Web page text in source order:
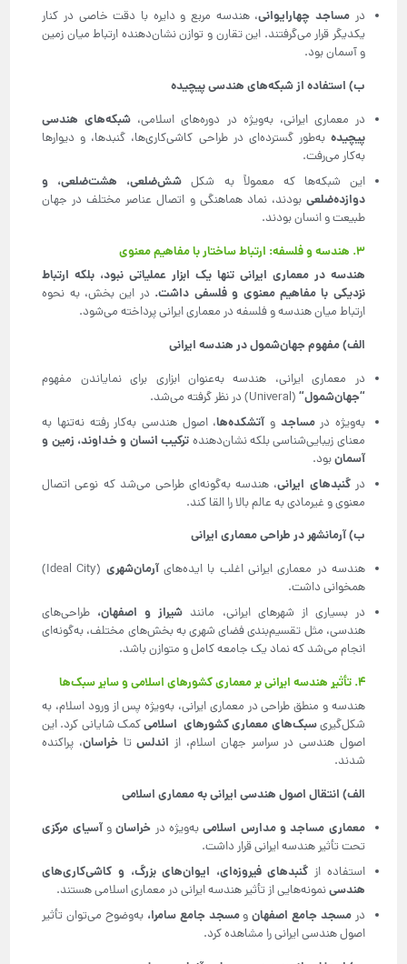
در مساجد چهارایوانی، هندسه مربع و دایره با دقت خاصی در کنار
یکدیگر قرار می‌گرفتند. این تقارن و توازن نشان‌دهنده ارتباط میان زمین
و آسمان بود.
ب) استفاده از شبکه‌های هندسی پیچیده
در معماری ایرانی، به‌ویژه در دوره‌های اسلامی، شبکه‌های هندسی
پیچیده به‌طور گسترده‌ای در طراحی کاشی‌کاری‌ها، گنبدها، و دیوارها
به‌کار می‌رفت.
این شبکه‌ها که معمولاً به شکل شش‌ضلعی، هشت‌ضلعی، و
دوازده‌ضلعی بودند، نماد هماهنگی و اتصال عناصر مختلف در جهان
طبیعت و انسان بودند.
۳. هندسه و فلسفه: ارتباط ساختار با مفاهیم معنوی
هندسه در معماری ایرانی تنها یک ابزار عملیاتی نبود، بلکه ارتباط
نزدیکی با مفاهیم معنوی و فلسفی داشت. در این بخش، به نحوه
ارتباط میان هندسه و فلسفه در معماری ایرانی پرداخته می‌شود.
الف) مفهوم جهان‌شمول در هندسه ایرانی
در معماری ایرانی، هندسه به‌عنوان ابزاری برای نمایاندن مفهوم
“جهان‌شمول“ (Univeral) در نظر گرفته می‌شد.
به‌ویژه درمساجد و آتشکده‌ها، اصول هندسی به‌کار رفته نه‌تنها به
معنای زیبایی‌شناسی بلکه نشان‌دهنده ترکیب انسان و خداوند، زمین و
آسمانبود.
درگنبدهای ایرانی، هندسه به‌گونه‌ای طراحی می‌شد که نوعی اتصال
معنوی و غیرمادی به عالم بالا را القا کند.
ب) آرمانشهر در طراحی معماری ایرانی
هندسه در معماری ایرانی اغلب با ایده‌هایآرمان‌شهری
(Ideal City)
همخوانی داشت.
در بسیاری از شهرهای ایرانی، مانند شیراز و اصفهان، طراحی‌های
هندسی، مثل تقسیم‌بندی فضای شهری به بخش‌های مختلف، به‌گونه‌ای
انجام می‌شد که نماد یک جامعه کامل و متوازن باشد.
۴. تأثیر هندسه ایرانی بر معماری کشورهای اسلامی و سایر سبک‌ها
هندسه و منطق طراحی در معماری ایرانی، به‌ویژه پس از ورود اسلام، به
شکل‌گیریسبک‌های معماری کشورهای اسلامیکمک شایانی کرد. این
اصول هندسی در سراسر جهان اسلام، از اندلستاخراسان، پراکنده
شدند.
الف) انتقال اصول هندسی ایرانی به معماری اسلامی
معماری مساجد و مدارس اسلامیبه‌ویژه در خراسانوآسیای مرکزی
تحت تأثیر هندسه ایرانی قرار داشت.
استفاده از گنبدهای فیروزه‌ای، ایوان‌های بزرگ، و کاشی‌کاری‌های
هندسینمونه‌هایی از تأثیر هندسه ایرانی در معماری اسلامی هستند.
درمسجد جامع اصفهانومسجد جامع سامرا، به‌وضوح می‌توان تأثیر
اصول هندسی ایرانی را مشاهده کرد.